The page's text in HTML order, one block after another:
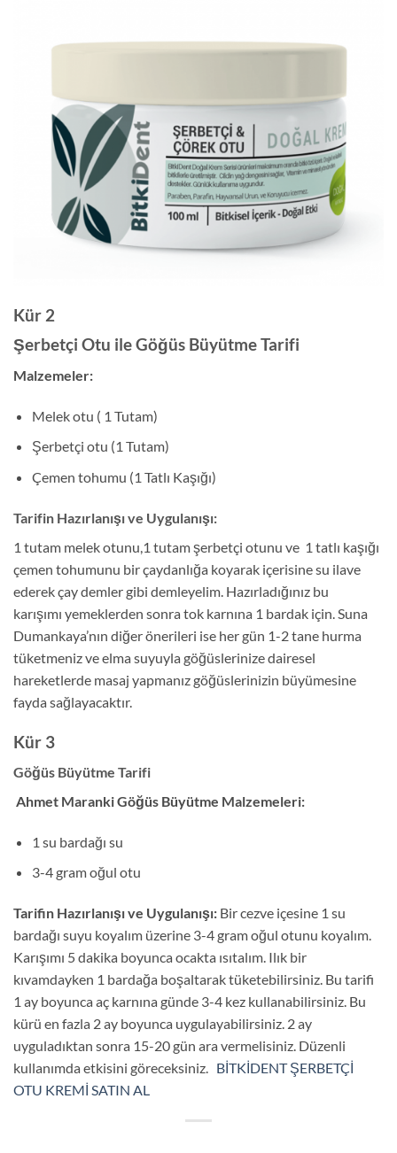
Kür 2
Şerbetçi Otu ile Göğüs Büyütme Tarifi
Malzemeler:
Melek otu ( 1 Tutam)
Şerbetçi otu (1 Tutam)
Çemen tohumu (1 Tatlı Kaşığı)
Tarifin Hazırlanışı ve Uygulanışı:
1 tutam melek otunu,1 tutam şerbetçi otunu ve 1 tatlı kaşığı
çemen tohumunu bir çaydanlığa koyarak içerisine su ilave
ederek çay demler gibi demleyelim. Hazırladığınız bu
karışımı yemeklerden sonra tok karnına 1 bardak için. Suna
Dumankaya’nın diğer önerileri ise her gün 1-2 tane hurma
tüketmeniz ve elma suyuyla göğüslerinize dairesel
hareketlerde masaj yapmanız göğüslerinizin büyümesine
fayda sağlayacaktır.
Kür 3
Göğüs Büyütme Tarifi
Ahmet Maranki Göğüs Büyütme Malzemeleri:
1 su bardağı su
3-4 gram oğul otu
Tarifin Hazırlanışı ve Uygulanışı: Bir cezve içesine 1 su
bardağı suyu koyalım üzerine 3-4 gram oğul otunu koyalım.
Karışımı 5 dakika boyunca ocakta ısıtalım. Ilık bir
kıvamdayken 1 bardağa boşaltarak tüketebilirsiniz. Bu tarifi
1 ay boyunca aç karnına günde 3-4 kez kullanabilirsiniz. Bu
kürü en fazla 2 ay boyunca uygulayabilirsiniz. 2 ay
uyguladıktan sonra 15-20 gün ara vermelisiniz. Düzenli
kullanımda etkisini göreceksiniz. BİTKİDENT ŞERBETÇİ
OTU KREMİ SATIN AL